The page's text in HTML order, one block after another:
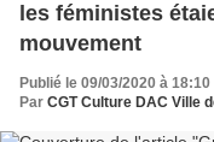
les féministes
mouvement
Publié le 09/03/2020 à 18:10
Par CGT Culture DAC Ville